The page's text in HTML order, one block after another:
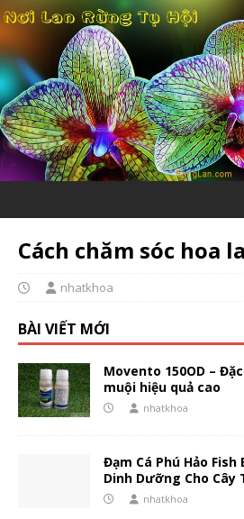
Cách chăm sóc hoa
nhatkhoa
BÀI VIẾT MỚI
Movento 150OD –
muội hiệu quả cao
nhatkhoa
Đạm Cá Phú Hảo Fish
Dinh Dưỡng Cho Cây
nhatkhoa